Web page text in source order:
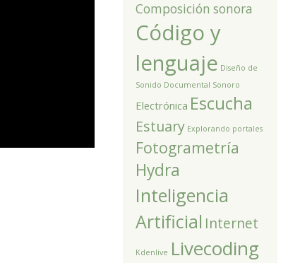
Composición sonora
Código y
lenguaje Diseño de
Sonido Documental Sonoro
Electrónica Escucha
Estuary Explorando portales
Fotogrametría
Hydra
Inteligencia
Artificial Internet
Kdenlive Livecoding